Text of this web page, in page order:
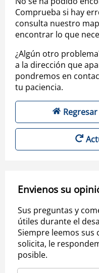
Comprueba si hay
consulta nuestro
encontrar lo que
¿Algún otro
a la dirección que
pondremos en
tu paciencia.
Envienos su
Sus preguntas y
útiles durante el
Siempre leemos sus
solicita, le
posible.